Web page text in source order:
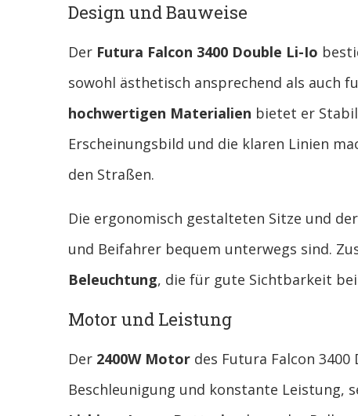
Design und Bauweise
Der Futura Falcon 3400 Double Li-Io
sowohl ästhetisch ansprechend als auch
hochwertigen Materialien bietet er
Erscheinungsbild und die klaren Linien
den Straßen.
Die ergonomisch gestalteten Sitze und
und Beifahrer bequem unterwegs sind.
Beleuchtung, die für gute Sichtbarkeit
Motor und Leistung
Der 2400W Motor des Futura Falcon
Beschleunigung und konstante Leistung,